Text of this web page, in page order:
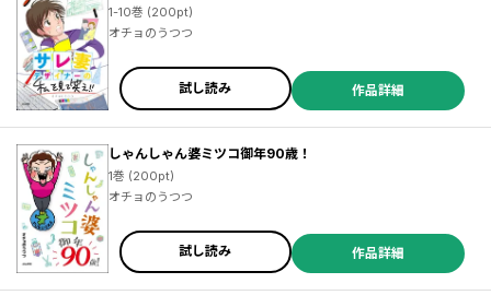
1-10巻 (200pt)
オチョのうつつ
試し読み 作品詳細
しゃんしゃん婆ミツコ御年90歳！
1巻 (200pt)
オチョのうつつ
試し読み 作品詳細